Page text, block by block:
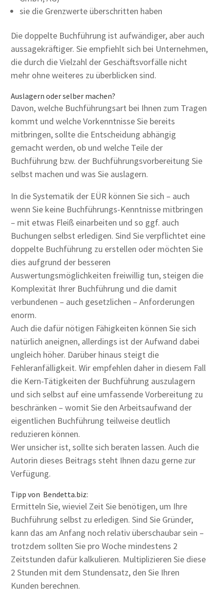
sie die Grenzwerte überschritten haben
Die doppelte Buchführung ist aufwändiger, aber auch
aussagekräftiger. Sie empfiehlt sich bei Unternehmen,
die durch die Vielzahl der Geschäftsvorfälle nicht
mehr ohne weiteres zu überblicken sind.
Auslagern oder selber machen?
Davon, welche Buchführungsart bei Ihnen zum Tragen
kommt und welche Vorkenntnisse Sie bereits
mitbringen, sollte die Entscheidung abhängig
gemacht werden, ob und welche Teile der
Buchführung bzw. der Buchführungsvorbereitung Sie
selbst machen und was Sie auslagern.
In die Systematik der EÜR können Sie sich – auch
wenn Sie keine Buchführungs-Kenntnisse mitbringen
– mit etwas Fleiß einarbeiten und so ggf. auch
Buchungen selbst erledigen. Sind Sie verpflichtet eine
doppelte Buchführung zu erstellen oder möchten Sie
dies aufgrund der besseren
Auswertungsmöglichkeiten freiwillig tun, steigen die
Komplexität Ihrer Buchführung und die damit
verbundenen – auch gesetzlichen – Anforderungen
enorm.
Auch die dafür nötigen Fähigkeiten können Sie sich
natürlich aneignen, allerdings ist der Aufwand dabei
ungleich höher. Darüber hinaus steigt die
Fehleranfälligkeit. Wir empfehlen daher in diesem Fall
die Kern-Tätigkeiten der Buchführung auszulagern
und sich selbst auf eine umfassende Vorbereitung zu
beschränken – womit Sie den Arbeitsaufwand der
eigentlichen Buchführung teilweise deutlich
reduzieren können.
Wer unsicher ist, sollte sich beraten lassen. Auch die
Autorin dieses Beitrags steht Ihnen dazu gerne zur
Verfügung.
Tipp von Bendetta.biz:
Ermitteln Sie, wieviel Zeit Sie benötigen, um Ihre
Buchführung selbst zu erledigen. Sind Sie Gründer,
kann das am Anfang noch relativ überschaubar sein –
trotzdem sollten Sie pro Woche mindestens 2
Zeitstunden dafür kalkulieren. Multiplizieren Sie diese
2 Stunden mit dem Stundensatz, den Sie Ihren
Kunden berechnen.